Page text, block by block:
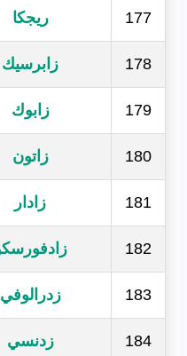
177 ريجكا
178 زابرسيك
179 زابوك
180 زاتون
181 زادار
182
183 زدرالوفي
184 زدنسي